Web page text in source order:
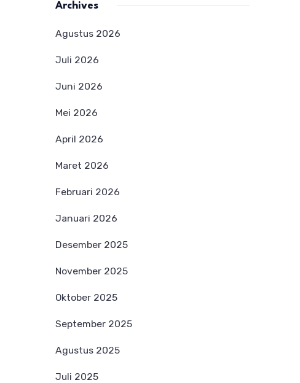
Archives
Agustus 2026
Juli 2026
Juni 2026
Mei 2026
April 2026
Maret 2026
Februari 2026
Januari 2026
Desember 2025
November 2025
Oktober 2025
September 2025
Agustus 2025
Juli 2025